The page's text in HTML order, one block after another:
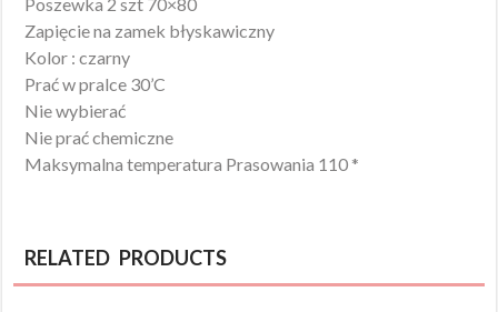
Zapięcie na zamek błyskawiczny
Kolor : czarny
Prać w pralce 30’C
Nie wybierać
Nie prać chemiczne
Maksymalna temperatura Prasowania 110 *
RELATED PRODUCTS